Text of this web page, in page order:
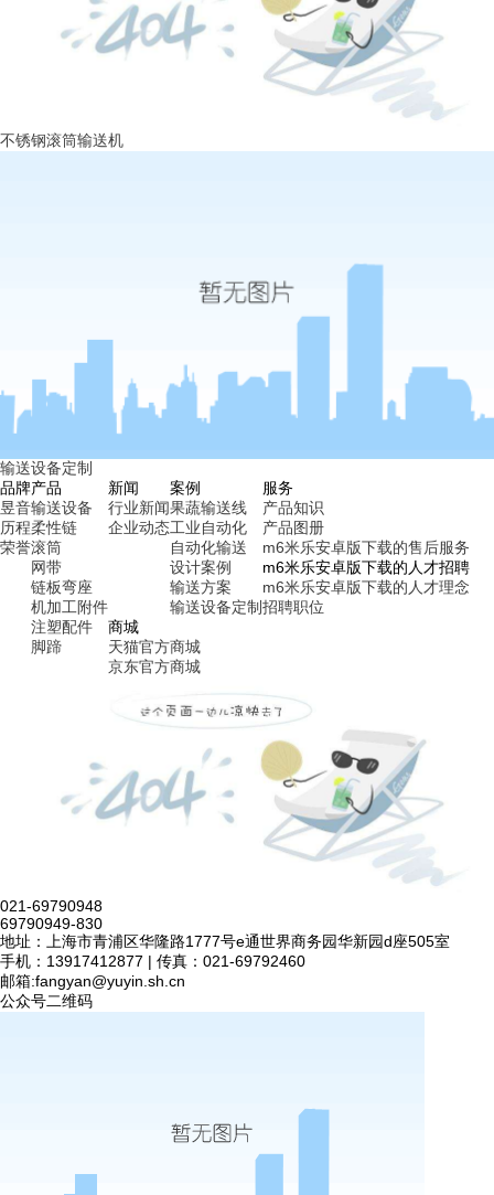
不锈钢滚筒输送机
输送设备定制
品牌
昱音
历程
荣誉
产品
输送设备
柔性链
滚筒
网带
链板弯座
机加工附件
注塑配件
脚蹄
新闻
行业新闻
企业动态
案例
果蔬输送线
工业自动化
自动化输送
设计案例
输送方案
输送设备定制
服务
产品知识
产品图册
m6米乐安卓版下载的售后服务
m6米乐安卓版下载的人才招聘
m6米乐安卓版下载的人才理念
招聘职位
商城
天猫官方商城
京东官方商城
021-69790948
69790949-830
地址：上海市青浦区华隆路1777号e通世界商务园华新园d座505室
手机：13917412877 | 传真：021-69792460
邮箱:fangyan@yuyin.sh.cn
公众号二维码